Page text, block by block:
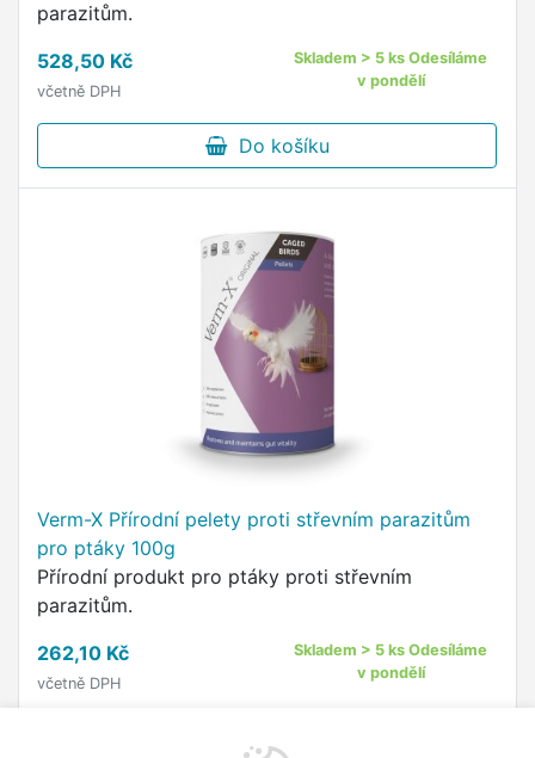
parazitům.
528,50 Kč
včetně DPH
Skladem > 5 ks Odesíláme
v pondělí
Do košíku
Verm-X Přírodní pelety proti střevním parazitům
pro ptáky 100g
Přírodní produkt pro ptáky proti střevním
parazitům.
262,10 Kč
včetně DPH
Skladem > 5 ks Odesíláme
v pondělí